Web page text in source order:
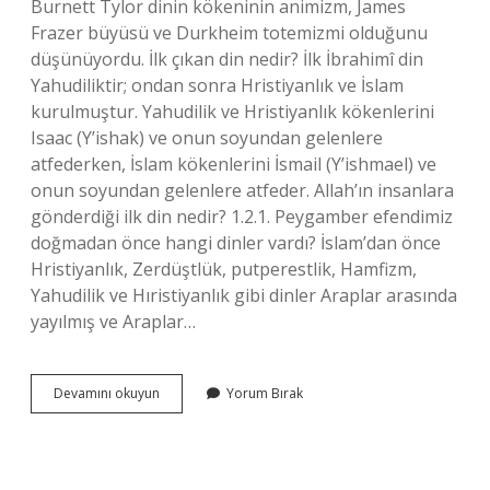
Burnett Tylor dinin kökeninin animizm, James
Frazer büyüsü ve Durkheim totemizmi olduğunu
düşünüyordu. İlk çıkan din nedir? İlk İbrahimî din
Yahudiliktir; ondan sonra Hristiyanlık ve İslam
kurulmuştur. Yahudilik ve Hristiyanlık kökenlerini
Isaac (Y’ishak) ve onun soyundan gelenlere
atfederken, İslam kökenlerini İsmail (Y’ishmael) ve
onun soyundan gelenlere atfeder. Allah’ın insanlara
gönderdiği ilk din nedir? 1.2.1. Peygamber efendimiz
doğmadan önce hangi dinler vardı? İslam’dan önce
Hristiyanlık, Zerdüştlük, putperestlik, Hamfizm,
Yahudilik ve Hıristiyanlık gibi dinler Araplar arasında
yayılmış ve Araplar…
Devamını okuyun
Dinler
Yorum Bırak